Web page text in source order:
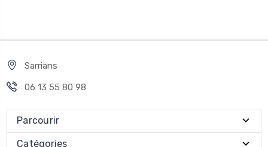
Sarrians
06 13 55 80 98
Parcourir
Catégories